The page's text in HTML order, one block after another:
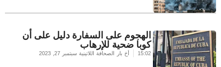
الهجوم على السفارة دليل على أن
كوبا ضحية للإرهاب
15:02 أخ بار الصحافة اللاتينية سبتمبر 27, 2023